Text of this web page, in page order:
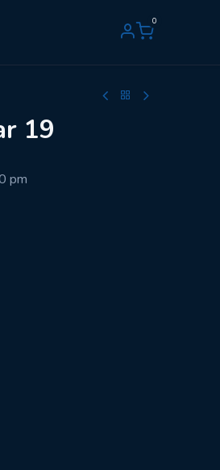
0
19
pm